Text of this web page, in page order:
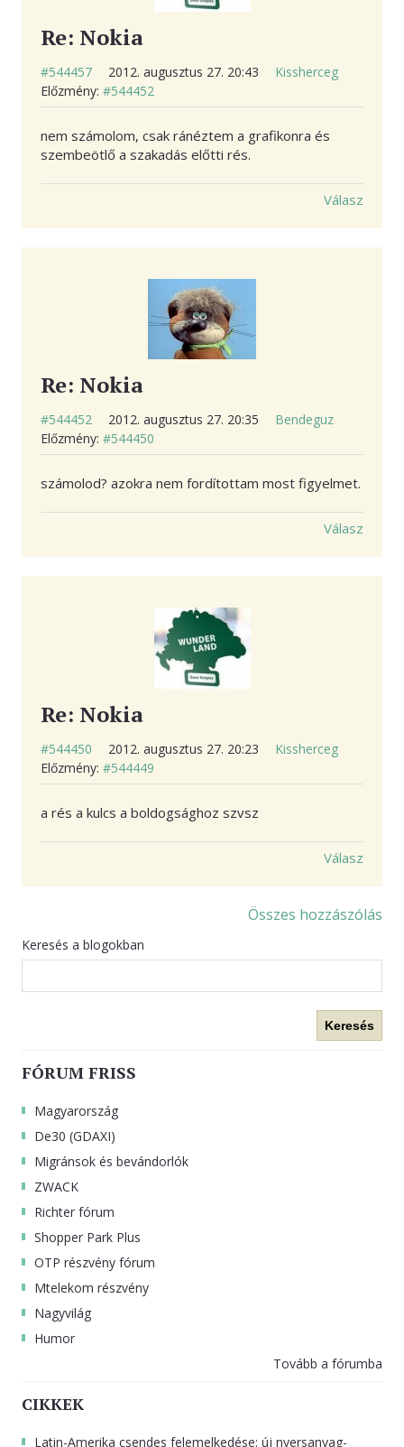
Re: Nokia
#544457 2012. augusztus 27. 20:43
Kissherceg
Előzmény: #544452
nem számolom, csak ránéztem a grafikonra és
szembeötlő a szakadás előtti rés.
Válasz
Re: Nokia
#544452 2012. augusztus 27. 20:35
Bendeguz
Előzmény: #544450
számolod? azokra nem fordítottam most figyelmet.
Válasz
Re: Nokia
#544450 2012. augusztus 27. 20:23
Kissherceg
Előzmény: #544449
a rés a kulcs a boldogsághoz szvsz
Válasz
Összes hozzászólás
Keresés a blogokban
Keresés
FÓRUM FRISS
Magyarország
De30 (GDAXI)
Migránsok és bevándorlók
ZWACK
Richter fórum
Shopper Park Plus
OTP részvény fórum
Mtelekom részvény
Nagyvilág
Humor
Tovább a fórumba
CIKKEK
Latin-Amerika csendes felemelkedése: új nyersanyag-